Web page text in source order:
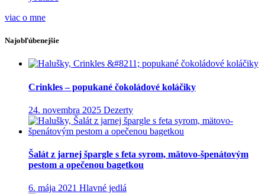
viac o mne
Najobľúbenejšie
Crinkles – popukané čokoládové koláčiky
24. novembra 2025 Dezerty
Šalát z jarnej špargle s feta syrom, mätovo-špenátovým
pestom a opečenou bagetkou
6. mája 2021 Hlavné jedlá